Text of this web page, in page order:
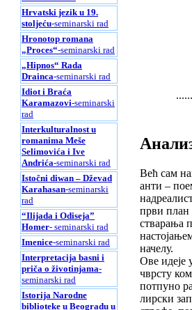
Hrvatski jezik u 19.
stoljeću-seminarski rad
Hronotop romana
„Proces“-seminarski rad
„Hipnos“ Rada
Drainca-seminarski rad
Idiot i Braća
Karamazovi-seminarski
rad
Interkulturalnost u
romanima Meše
Selimovića i Ive
Andrića-seminarski rad
Istočni diwan – Dževad
Karahasan-seminarski
rad
“Ilijada i Odiseja”
Homer- seminarski rad
Imenice-seminarski rad
Interpretacija basni i
priča o životinjama-
seminarski rad
Istorija Narodne
biblioteke u Beogradu u
Већ сам
анти –
први план
стварања
начелу.
Ове идеје
чврсту
потпуно
лирски